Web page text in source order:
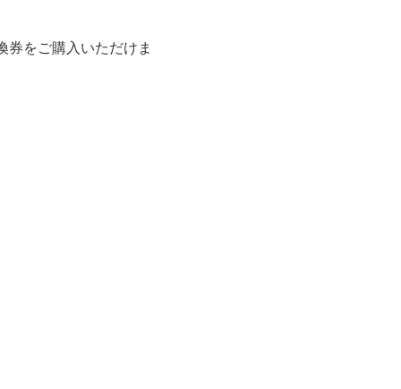
券をご購入いただけま